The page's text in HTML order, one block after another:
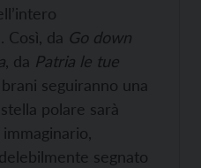
Così, da Go down
, da Patria le tue
seguiranno una
polare sarà
segnato